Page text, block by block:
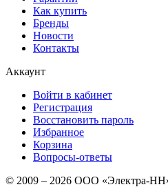
Как купить
Бренды
Новости
Контакты
Аккаунт
Войти в кабинет
Регистрация
Восстановить пароль
Избранное
Корзина
Вопросы-ответы
© 2009 – 2026 ООО «Электра-